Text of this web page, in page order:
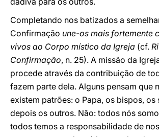
Completando nos batizados a
Confirmação une-os mais fortemente
vivos ao Corpo místico da Igreja (cf.
Confirmação, n. 25). A missão da
procede através da contribuição de
fazem parte dela. Alguns pensam que
existem patrões: o Papa, os bispos, os
depois os outros. Não: todos nós
todos temos a responsabilidade de